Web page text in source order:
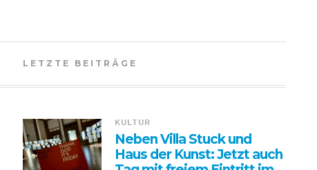
LETZTE BEITRÄGE
KULTUR
Neben Villa Stuck und
Haus der Kunst: Jetzt auch